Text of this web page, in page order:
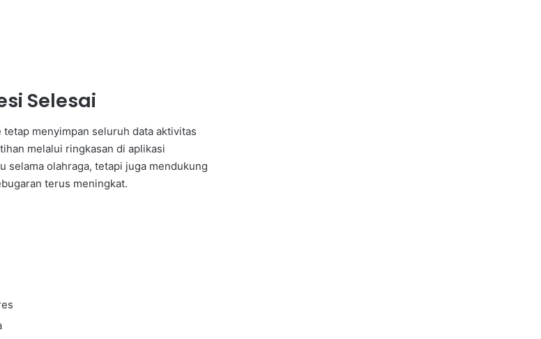
Selesai
menyimpan seluruh data aktivitas
melalui ringkasan di aplikasi
selama olahraga, tetapi juga mendukung
terus meningkat.